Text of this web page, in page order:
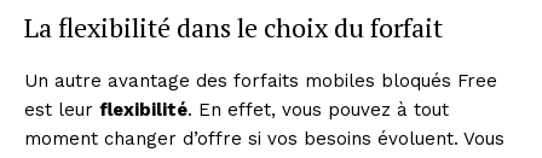
La flexibilité dans le choix du forfait
Un autre avantage des forfaits mobiles bloqués Free
est leur flexibilité. En effet, vous pouvez à tout
moment changer d’offre si vos besoins évoluent. Vous